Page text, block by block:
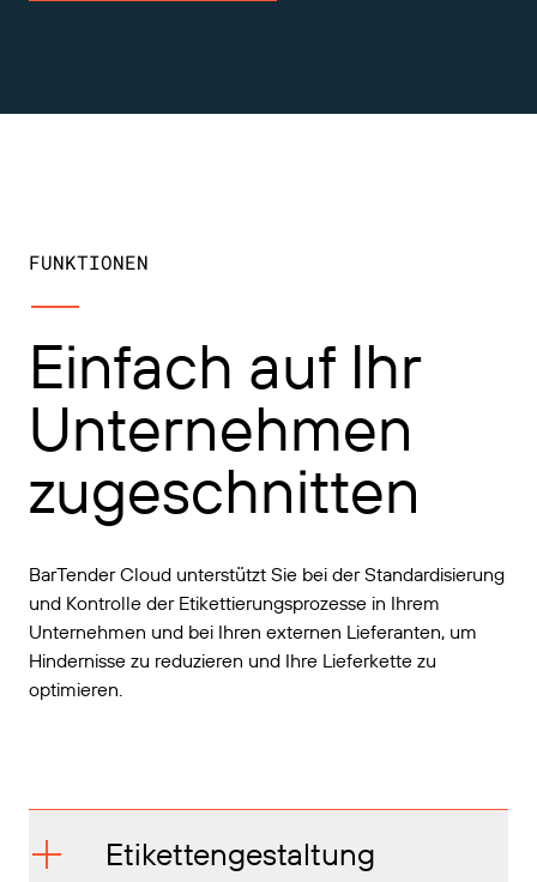
FUNKTIONEN
Einfach auf Ihr
Unternehmen
zugeschnitten
BarTender Cloud unterstützt Sie bei der Standardisierung
und Kontrolle der Etikettierungsprozesse in Ihrem
Unternehmen und bei Ihren externen Lieferanten, um
Hindernisse zu reduzieren und Ihre Lieferkette zu
optimieren.
Etikettengestaltung